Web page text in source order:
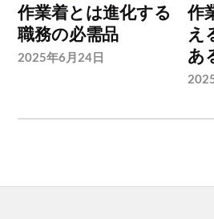
作業着とは進化する
職務の必需品
2025年6月24日
作
え
あ